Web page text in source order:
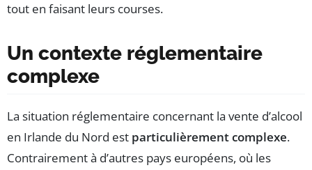
tout en faisant leurs courses.
Un contexte réglementaire
complexe
La situation réglementaire concernant la vente d’alcool
en Irlande du Nord est particulièrement complexe.
Contrairement à d’autres pays européens, où les